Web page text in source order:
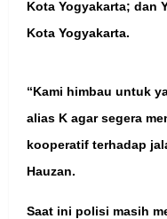
Kota Yogyakarta; dan
Kota Yogyakarta.
“Kami himbau untuk
alias K agar segera
kooperatif terhadap
Hauzan.
Saat ini polisi masih